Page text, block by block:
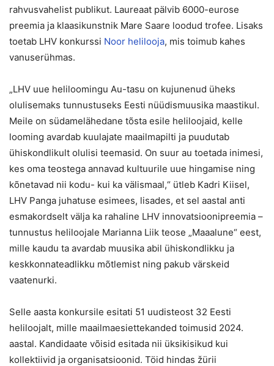
rahvusvahelist publikut. Laureaat pälvib 6000-eurose
preemia ja klaasikunstnik Mare Saare loodud trofee. Lisaks
toetab LHV konkurssi Noor helilooja, mis toimub kahes
vanuserühmas.
„LHV uue heliloomingu Au-tasu on kujunenud üheks
olulisemaks tunnustuseks Eesti nüüdismuusika maastikul.
Meile on südamelähedane tõsta esile heliloojaid, kelle
looming avardab kuulajate maailmapilti ja puudutab
ühiskondlikult olulisi teemasid. On suur au toetada inimesi,
kes oma teostega annavad kultuurile uue hingamise ning
kõnetavad nii kodu- kui ka välismaal,“ ütleb Kadri Kiisel,
LHV Panga juhatuse esimees, lisades, et sel aastal anti
esmakordselt välja ka rahaline LHV innovatsioonipreemia –
tunnustus heliloojale Marianna Liik teose „Maaalune“ eest,
mille kaudu ta avardab muusika abil ühiskondlikku ja
keskkonnateadlikku mõtlemist ning pakub värskeid
vaatenurki.
Selle aasta konkursile esitati 51 uudisteost 32 Eesti
heliloojalt, mille maailmaesiettekanded toimusid 2024.
aastal. Kandidaate võisid esitada nii üksikisikud kui
kollektiivid ja organisatsioonid. Töid hindas žürii